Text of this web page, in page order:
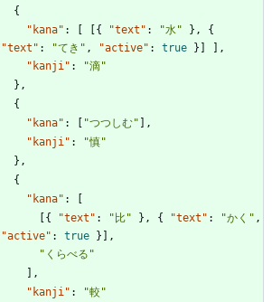
{
"kana" : { "text" : "水" } ,
{
"text" : "てき" , "active" : true }
,
"kanji" :
"滴"
} ,
{
"kana" : "つつしむ"
,
"kanji" :
"慎"
} ,
{
"kana" :
{ "text" : "比" } , { "text" : "かく" ,
"active" : true }
,
"くらべる"
,
"kanji" : "較"